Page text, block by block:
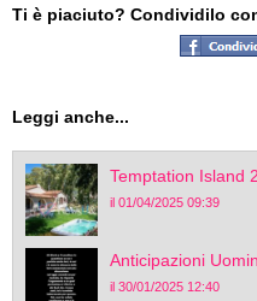
Ti è piaciuto? Condividilo
Leggi anche...
Temptation Island
il 01/04/2025 09:39
Anticipazioni
il 30/01/2025 12:40